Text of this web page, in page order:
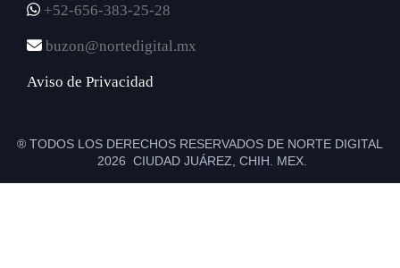
+52-656-383-25-28
buzon@nortedigital.mx
Aviso de Privacidad
® TODOS LOS DERECHOS RESERVADOS DE NORTE DIGITAL
2026 CIUDAD JUÁREZ, CHIH. MEX.